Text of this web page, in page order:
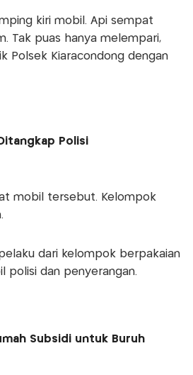
kiri mobil. Api sempat
Tak puas hanya melempari,
Polsek Kiaracondong dengan
Polisi
mobil tersebut. Kelompok
dari kelompok berpakaian
polisi dan penyerangan.
Subsidi untuk Buruh